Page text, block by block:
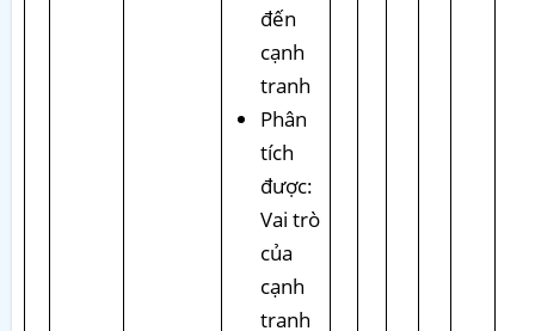
đến
cạnh
tranh
Phân
tích
được:
Vai trò
của
cạnh
tranh